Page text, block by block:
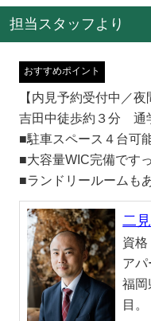
担当スタッフより
おすすめポイント
【内見予約受付中／
吉田中徒歩約３分 通
■駐車スペース４台可
■大容量WIC完備です
■ランドリールームも
二
資格
アパ
福岡
目。